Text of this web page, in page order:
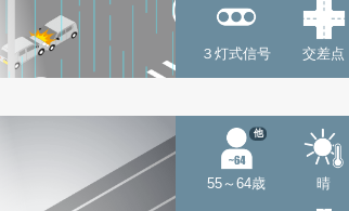
３灯式信号 交差点
55～64歳
他
晴